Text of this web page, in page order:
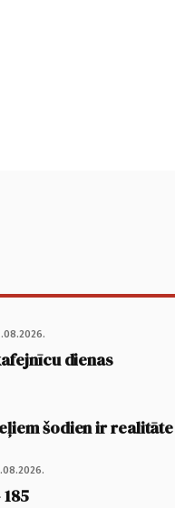
dienas
šodien ir realitāte